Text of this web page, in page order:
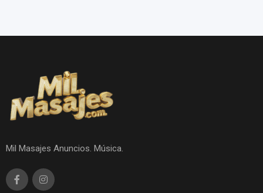
Mil Masajes Anuncios. Música.